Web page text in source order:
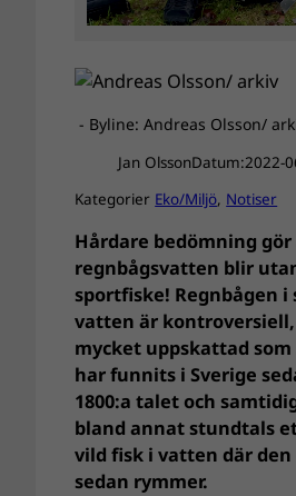
- Byline: Andreas Olsson/
Jan OlssonDatum:2022-
Kategorier Eko/Miljö, Notiser
Hårdare bedömning
regnbågsvatten blir
sportfiske! Regnbågen i
vatten är
mycket uppskattad
har funnits i Sverige
1800:a talet och
bland annat stundtals
vild fisk i vatten där den
sedan rymmer.